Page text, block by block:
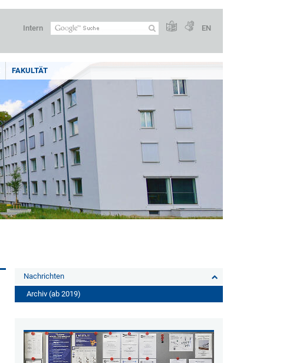
Intern EN
FAKULTÄT
Nachrichten
Archiv (ab 2019)